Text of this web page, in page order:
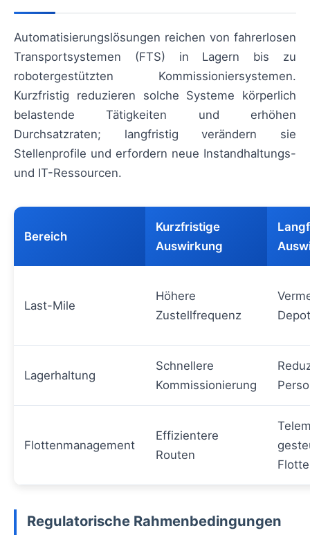
Automatisierungslösungen reichen von fahrerlosen
Transportsystemen (FTS) in Lagern bis zu
robotergestützten Kommissioniersystemen.
Kurzfristig reduzieren solche Systeme körperlich
belastende Tätigkeiten und erhöhen
Durchsatzraten; langfristig verändern sie
Stellenprofile und erfordern neue Instandhaltungs-
und IT-Ressourcen.
Bereich
Kurzfristige
Auswirkung
Last-Mile
Höhere
Zustellfrequenz
Lagerhaltung
Schnellere
Kommissionierung
Flottenmanagement
Effizientere
Routen
Regulatorische Rahmenbedingungen